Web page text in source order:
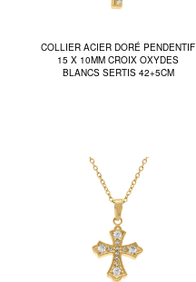
COLLIER ACIER DORÉ PENDENTIF
15 X 10MM CROIX OXYDES
BLANCS SERTIS 42+5CM